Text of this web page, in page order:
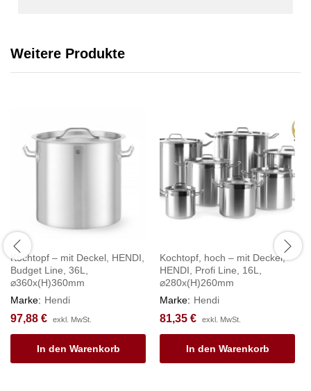
Weitere Produkte
Kochtopf – mit Deckel, HENDI,
Budget Line, 36L,
⌀360x(H)360mm
Marke: Hendi
97,88 € exkl. MwSt.
In den Warenkorb
Kochtopf, hoch – mit Deckel,
HENDI, Profi Line, 16L,
⌀280x(H)260mm
Marke: Hendi
81,35 € exkl. MwSt.
In den Warenkorb